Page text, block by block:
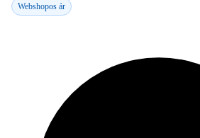
Webshopos ár